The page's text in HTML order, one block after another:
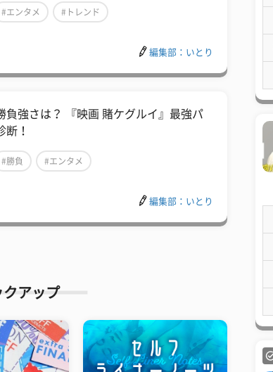
#エンタメ #トレンド
編集部：いとり
負強さは？ 『映画 賭ケグルイ』最強パ
断！
#勝負 #エンタメ
編集部：いとり
クアップ